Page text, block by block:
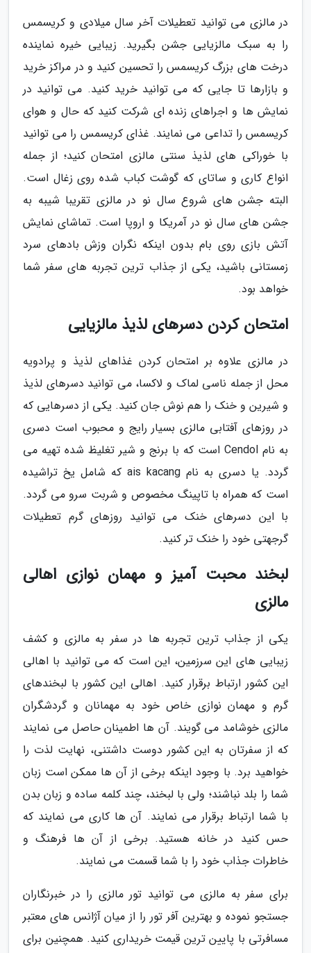
در مالزی می توانید تعطیلات آخر سال میلادی و کریسمس
را به سبک مالزیایی جشن بگیرید. زیبایی خیره نماینده
درخت های بزرگ کریسمس را تحسین کنید و در مراکز خرید
و بازارها تا جایی که می توانید خرید کنید. می توانید در
نمایش ها و اجراهای زنده ای شرکت کنید که حال و هوای
کریسمس را تداعی می نمایند. غذای کریسمس را می توانید
با خوراکی های لذیذ سنتی مالزی امتحان کنید؛ از جمله
انواع کاری و ساتای که گوشت کباب شده روی زغال است.
البته جشن های شروع سال نو در مالزی تقریبا شیبه به
جشن های سال نو در آمریکا و اروپا است. تماشای نمایش
آتش بازی روی بام بدون اینکه نگران وزش بادهای سرد
زمستانی باشید، یکی از جذاب ترین تجربه های سفر شما
خواهد بود.
امتحان کردن دسرهای لذیذ مالزیایی
در مالزی علاوه بر امتحان کردن غذاهای لذیذ و پرادویه
محل از جمله ناسی لماک و لاکسا، می توانید دسرهای لذیذ
و شیرین و خنک را هم نوش جان کنید. یکی از دسرهایی که
در روزهای آفتابی مالزی بسیار رایج و محبوب است دسری
به نام Cendol است که با برنج و شیر تغلیظ شده تهیه می
گردد. یا دسری به نام ais kacang که شامل یخ تراشیده
است که همراه با تاپینگ مخصوص و شربت سرو می گردد.
با این دسرهای خنک می توانید روزهای گرم تعطیلات
گرجهتی خود را خنک تر کنید.
لبخند محبت آمیز و مهمان نوازی اهالی
مالزی
یکی از جذاب ترین تجربه ها در سفر به مالزی و کشف
زیبایی های این سرزمین، این است که می توانید با اهالی
این کشور ارتباط برقرار کنید. اهالی این کشور با لبخندهای
گرم و مهمان نوازی خاص خود به مهمانان و گردشگران
مالزی خوشامد می گویند. آن ها اطمینان حاصل می نمایند
که از سفرتان به این کشور دوست داشتنی، نهایت لذت را
خواهید برد. با وجود اینکه برخی از آن ها ممکن است زبان
شما را بلد نباشند؛ ولی با لبخند، چند کلمه ساده و زبان بدن
با شما ارتباط برقرار می نمایند. آن ها کاری می نمایند که
حس کنید در خانه هستید. برخی از آن ها فرهنگ و
خاطرات جذاب خود را با شما قسمت می نمایند.
برای سفر به مالزی می توانید تور مالزی را در خبرنگاران
جستجو نموده و بهترین آفر تور را از میان آژانس های معتبر
مسافرتی با پایین ترین قیمت خریداری کنید. همچنین برای